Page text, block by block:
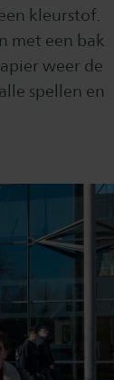
kleurstof.
met een bak
weer de
spellen en